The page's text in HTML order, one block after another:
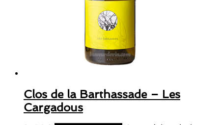
Clos de la Barthassade – Les
Cargadous